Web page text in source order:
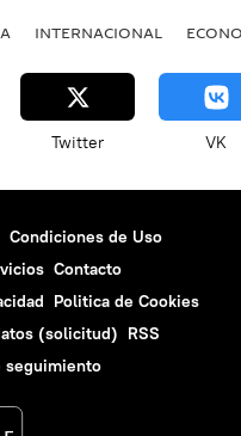
INTERNACIONAL
Twitter VK
Condiciones de Uso
Contacto
Politica de Cookies
(solicitud) RSS
seguimiento